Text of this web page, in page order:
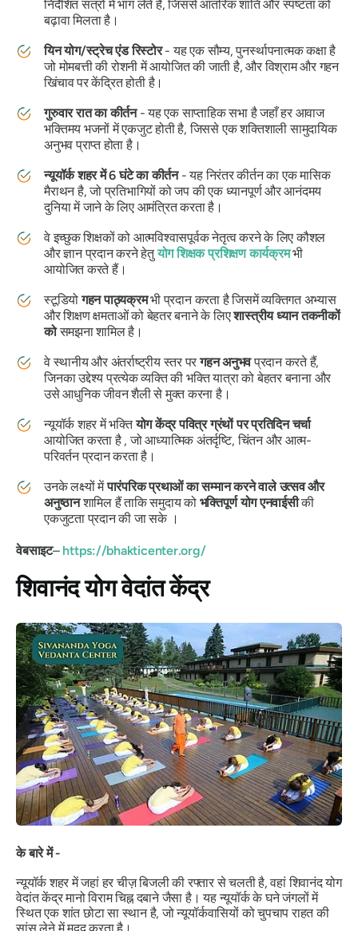
निर्देशित सत्रों में भाग लेते हैं, जिससे आंतरिक शांति और स्पष्टता को
बढ़ावा मिलता है।
यिन योग/स्ट्रेच एंड रिस्टोर- यह एक सौम्य, पुनर्स्थापनात्मक कक्षा है
जो मोमबत्ती की रोशनी में आयोजित की जाती है, और विश्राम और गहन
खिंचाव पर केंद्रित होती है।
गुरुवार रात का कीर्तन - यह एक साप्ताहिक सभा है जहाँ हर आवाज
भक्तिमय भजनों में एकजुट होती है, जिससे एक शक्तिशाली सामुदायिक
अनुभव प्राप्त होता है।
न्यूयॉर्क शहर में 6 घंटे का कीर्तन- यह निरंतर कीर्तन का एक मासिक
मैराथन है, जो प्रतिभागियों को जप की एक ध्यानपूर्ण और आनंदमय
दुनिया में जाने के लिए आमंत्रित करता है।
वे इच्छुक शिक्षकों को आत्मविश्वासपूर्वक नेतृत्व करने के लिए कौशल
और ज्ञान प्रदान करने हेतुयोग शिक्षक प्रशिक्षण कार्यक्रमभी
आयोजित करते हैं।
स्टूडियोगहन पाठ्यक्रमभी प्रदान करता है जिसमें व्यक्तिगत अभ्यास
और शिक्षण क्षमताओं को बेहतर बनाने के लिएशास्त्रीय ध्यान तकनीकों
कोसमझना शामिल है।
वे स्थानीय और अंतर्राष्ट्रीय स्तर परगहन अनुभवप्रदान करते हैं,
जिनका उद्देश्य प्रत्येक व्यक्ति की भक्ति यात्रा को बेहतर बनाना और
उसे आधुनिक जीवन शैली से मुक्त करना है।
न्यूयॉर्क शहर में भक्तियोग केंद्रपवित्र ग्रंथों पर प्रतिदिन चर्चा
आयोजित करता है , जो आध्यात्मिक अंतर्दृष्टि, चिंतन और आत्म-
परिवर्तन प्रदान करता है।
उनके लक्ष्यों मेंपारंपरिक प्रथाओं का सम्मान करने वाले उत्सव और
अनुष्ठानशामिल हैं ताकि समुदाय को भक्तिपूर्ण योग एनवाईसीकी
एकजुटता प्रदान की जा सके ।
वेबसाइट– https://bhakticenter.org/
शिवानंद योग वेदांत केंद्र
के बारे में -
न्यूयॉर्क शहर में जहां हर चीज़ बिजली की रफ्तार से चलती है, वहां शिवानंद योग
वेदांत केंद्र मानो विराम चिह्न दबाने जैसा है। यह न्यूयॉर्क के घने जंगलों में
स्थित एक शांत छोटा सा स्थान है, जो न्यूयॉर्कवासियों को चुपचाप राहत की
सांस लेने में मदद करता है।.